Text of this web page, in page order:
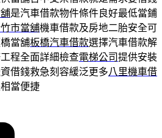
是汽車借款物件條件良好最低當鋪
市當舖機車借款及房地二胎安全可
當舖板橋汽車借款選擇汽車借款解
程全面詳細檢查電梯公司提供安裝
借錢救急刻容緩泛更多八里機車借
當便捷